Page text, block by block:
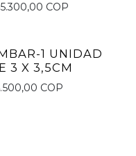
COP
1 UNIDAD
3 X 3,5CM
COP